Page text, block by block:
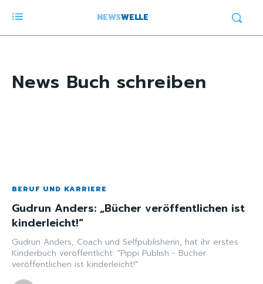
NEWSWELLE
News Buch schreiben
BERUF UND KARRIERE
Gudrun Anders: „Bücher veröffentlichen ist
kinderleicht!“
Gudrun Anders, Coach und Selfpublisherin, hat ihr erstes
Kinderbuch veröffentlicht: "Pippi Publish - Bücher
veröffentlichen ist kinderleicht!"